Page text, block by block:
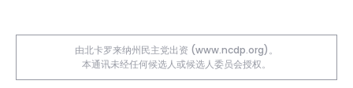
由北卡罗来纳州民主党出资 (www.ncdp.org)。
本通讯未经任何候选人或候选人委员会授权。